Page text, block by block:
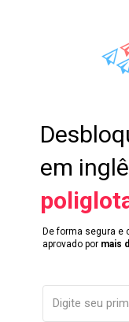
em
De forma segura e
aprovado por mais